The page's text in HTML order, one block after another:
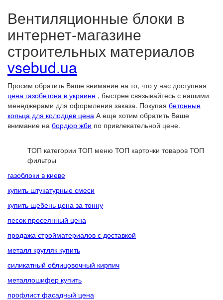
Вентиляционные блоки в
интернет-магазине
строительных материалов
vsebud.ua
Просим обратить Ваше внимание на то, что у нас доступная
цена газобетона в украине , быстрее связывайтесь с нашими
менеджерами для оформления заказа. Покупая бетонные
кольца для колодцев цена А еще хотим обратить Ваше
внимание на бордюр жби по привлекательной цене.
ТОП категории ТОП меню ТОП карточки товаров ТОП
фильтры
газоблоки в киеве
купить штукатурные смеси
купить щебень цена за тонну
песок просеянный цена
продажа стройматериалов с доставкой
металл кругляк купить
силикатный облицовочный кирпич
металлошифер купить
профлист фасадный цена